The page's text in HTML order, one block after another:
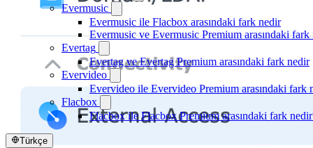
Evermusic
Evermusic ile Flacbox arasındaki fark nedir
Evermusic ve Evermusic Premium arasındaki fark
Evertag
Evertag ve Evertag Premium arasındaki fark nedir
Evervideo
Evervideo ile Evervideo Premium arasındaki fark
Flacbox
Flacbox ile Flacbox Premium arasındaki fark
Türkçe